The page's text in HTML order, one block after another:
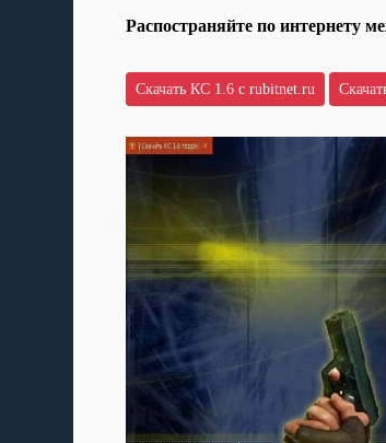
Распостраняйте по интернету
Скачать КС 1.6 с rubitnet.ru